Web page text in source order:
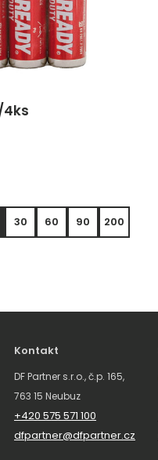
/4ks
30 60 90 200
Kontakt
DF Partner s.r.o., č.p. 165,
763 15 Neubuz
+420 575 571 100
dfpartner@dfpartner.cz